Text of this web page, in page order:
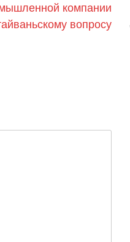
компании
вопросу